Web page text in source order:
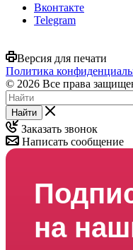
Вконтакте
Telegram
Версия для печати
Политика
© 2026 Все права
Найти
Заказать звонок
Написать сообщение
на